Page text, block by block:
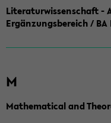
Literaturwissenschaft -
Ergänzungsbereich /
M
Mathematical and